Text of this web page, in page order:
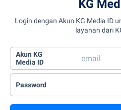
KG
Login dengan Akun KG Media ID
layanan dari
Akun KG
Media ID
Password